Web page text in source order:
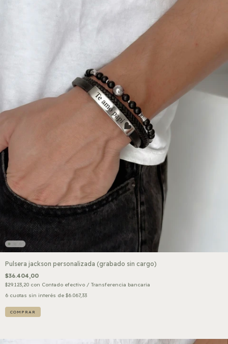
Pulsera jackson personalizada (grabado sin cargo)
$36.404,00
$29.123,20 con Contado efectivo / Transferencia bancaria
6 cuotas sin interés de $6.067,33